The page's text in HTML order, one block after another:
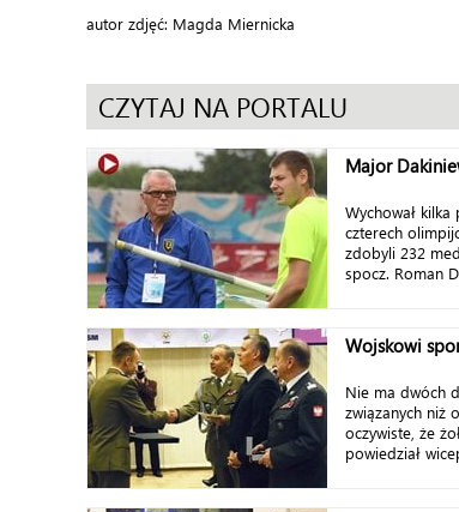
autor zdjęć: Magda Miernicka
CZYTAJ NA PORTALU
Major
Wychował
czterech
zdobyli 232
spocz. Roman
Wojskowi
Nie ma dwóch
związanych niż
oczywiste, że
powiedział